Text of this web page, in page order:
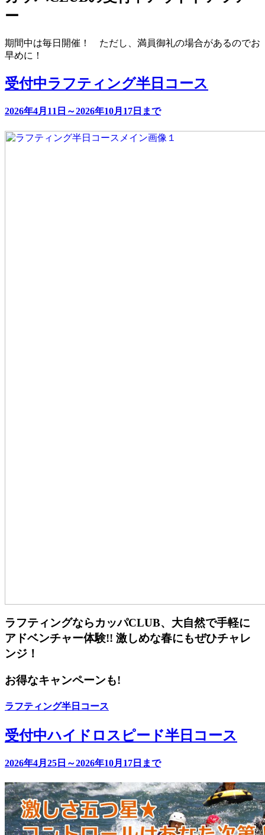
ー
期間中は毎日開催！ ただし、満員御礼の場合があるのでお
早めに！
受付中ラフティング半日コース
2026年4月11日～2026年10月17日まで
ラフティングならカッパCLUB、大自然で手軽に
アドベンチャー体験!! 激しめな春にもぜひチャレ
ンジ！
お得なキャンペーンも!
ラフティング半日コース
受付中ハイドロスピード半日コース
2026年4月25日～2026年10月17日まで